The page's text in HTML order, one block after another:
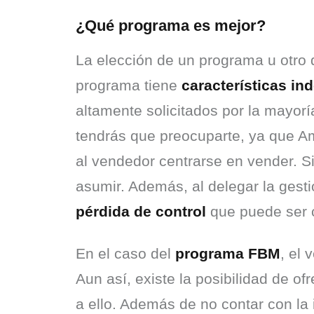
¿Qué programa es mejor?
La elección de un programa u
programa tiene características
altamente solicitados por la
tendrás que preocuparte, ya que
al vendedor centrarse en vender.
pérdida de control que puede ser
En el caso del programa FBM, el
Aun así, existe la posibilidad de
a ello. Además de no contar con